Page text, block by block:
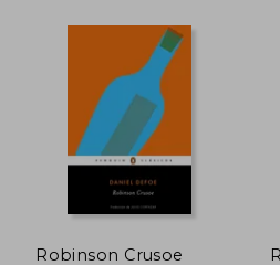
dcto. S/ 50,42
Robinson Crusoe